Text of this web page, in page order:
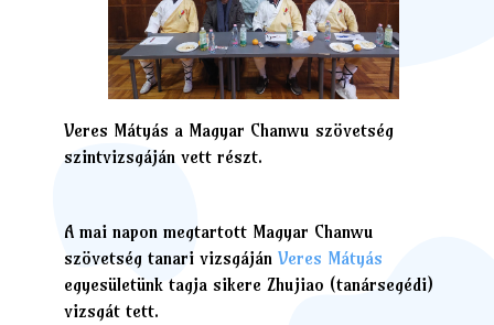
Veres Mátyás a Magyar Chanwu szövetség
szintvizsgáján vett részt.
A mai napon megtartott Magyar Chanwu
szövetség tanari vizsgáján Veres Mátyás
egyesületünk tagja sikere Zhujiao (tanársegédi)
vizsgát tett.